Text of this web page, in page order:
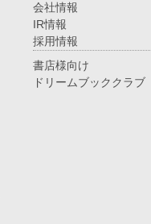
会社情報
IR情報
採用情報
書店様向け
ドリームブッククラブ